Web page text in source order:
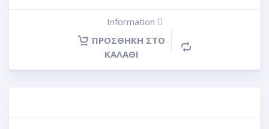
Information
ΠΡΟΣΘΉΚΗ ΣΤΟ
ΚΑΛΆΘΙ